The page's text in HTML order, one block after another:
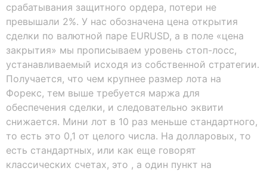
срабатывания защитного ордера, потери не
превышали 2%. У нас обозначена цена открытия
сделки по валютной паре EURUSD, а в поле «цена
закрытия» мы прописываем уровень стоп-лосс,
устанавливаемый исходя из собственной стратегии.
Получается, что чем крупнее размер лота на
Форекс, тем выше требуется маржа для
обеспечения сделки, и следовательно эквити
снижается. Мини лот в 10 раз меньше стандартного,
то есть это 0,1 от целого числа. На долларовых, то
есть стандартных, или как еще говорят
классических счетах, это , а один пункт на